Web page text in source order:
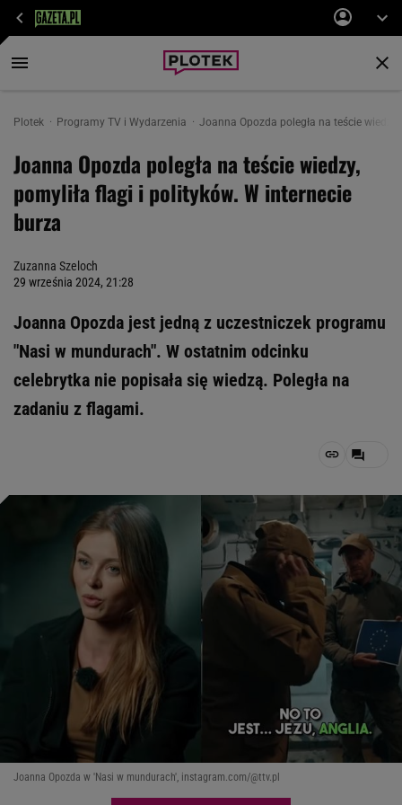
Plotek Programy TV i Wydarzenia Joanna Opozda poległa na teście
Joanna Opozda poległa na teście wiedzy,
pomyliła flagi i polityków. W internecie
burza
Zuzanna Szeloch
29 września 2024, 21:28
Joanna Opozda jest jedną z uczestniczek programu
"Nasi w mundurach". W ostatnim odcinku
celebrytka nie popisała się wiedzą. Poległa na
zadaniu z flagami.
Joanna Opozda w 'Nasi w mundurach', instagram.com/@ttv.pl